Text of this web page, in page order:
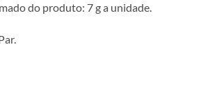
do produto: 7 g a unidade.